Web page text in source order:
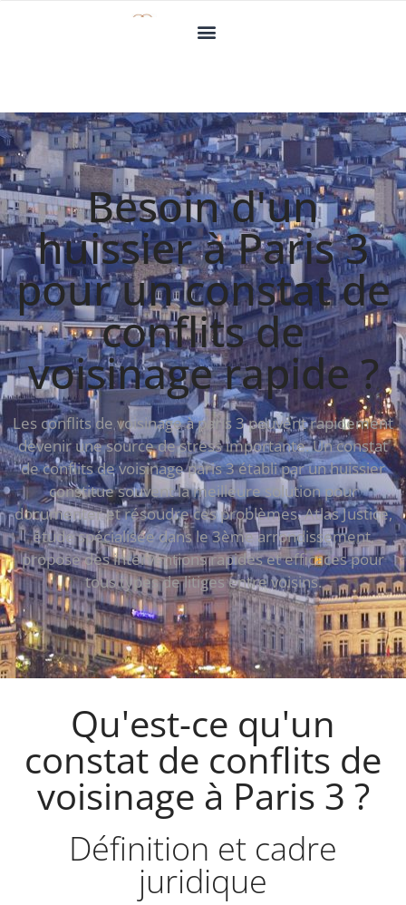
Besoin d'un
huissier à Paris 3
pour un constat de
conflits de
voisinage rapide ?
Les conflits de voisinage à paris 3 peuvent rapidement
devenir une source de stress importante. Un constat
de conflits de voisinage paris 3 établi par un huissier
constitue souvent la meilleure solution pour
documenter et résoudre ces problèmes. Atlas Justice,
étude spécialisée dans le 3ème arrondissement,
propose des interventions rapides et efficaces pour
tous types de litiges entre voisins.
Qu'est-ce qu'un
constat de conflits de
voisinage à Paris 3 ?
Définition et cadre
juridique